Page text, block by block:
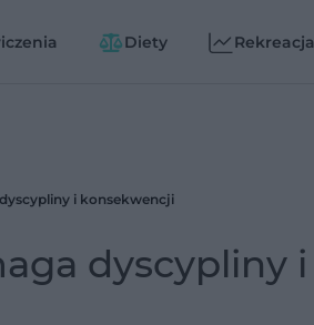
Diety Rekreacja
i konsekwencji
dyscypliny